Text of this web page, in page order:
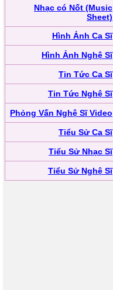
Nhạc có Nốt (Music
Sheet)
Hình Ảnh Ca Sĩ
Hình Ảnh Nghệ Sĩ
Tin Tức Ca Sĩ
Tin Tức Nghệ Sĩ
Phỏng Vấn Nghệ Sĩ Video
Tiểu Sử Ca Sĩ
Tiểu Sử Nhạc Sĩ
Tiểu Sử Nghệ Sĩ